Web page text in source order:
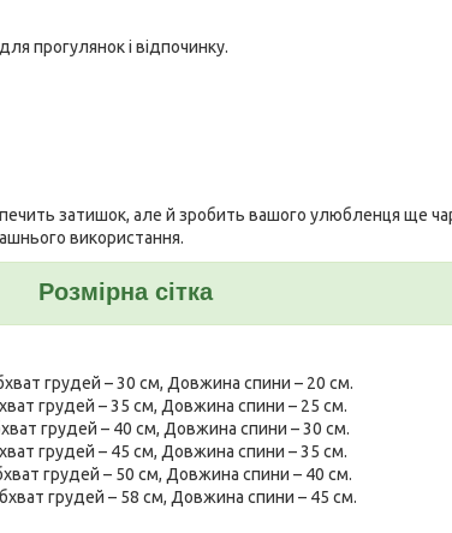
прогулянок і відпочинку.
затишок, але й зробить вашого улюбленця ще
використання.
Розмірна сітка
грудей – 30 см, Довжина спини – 20 см.
грудей – 35 см, Довжина спини – 25 см.
грудей – 40 см, Довжина спини – 30 см.
грудей – 45 см, Довжина спини – 35 см.
грудей – 50 см, Довжина спини – 40 см.
грудей – 58 см, Довжина спини – 45 см.